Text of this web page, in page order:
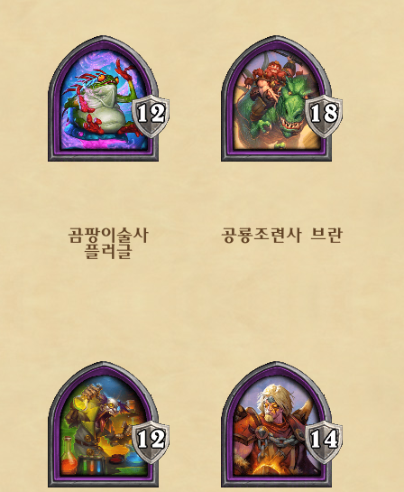
곰팡이술사
플러글
공룡조련사 브란